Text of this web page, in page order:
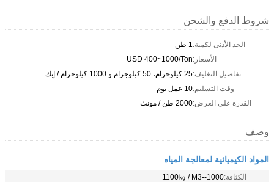
شروط الدفع والشحن
الحد الأدنى لكمية:1 طن
الأسعار:USD 400~1000/Ton
تفاصيل التغليف:25 كيلوجرام، 50 كيلوجرام و 1000 كيلوجرام / إبك
وقت التسليم:10 عمل يوم
القدرة على العرض:2000 طن / مونث
وصف
المواد الكيميائية لمعالجة المياه
الكثافة:1000--1100㎏ / M3